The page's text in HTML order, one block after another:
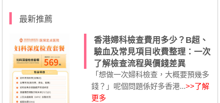
最新推薦
香港婦科檢查費用多少？B超、
驗血及常見項目收費整理：一次
了解檢查流程與價錢差異
「想做一次婦科檢查，大概要預幾多
錢？」呢個問題係好多香港...>>了解
更多